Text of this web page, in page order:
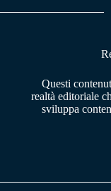
pp m
Questi
realtà editoriale
sviluppa